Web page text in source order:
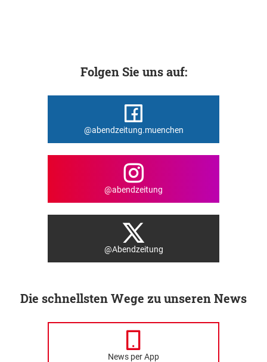
Folgen Sie uns auf:
@abendzeitung.muenchen
@abendzeitung
@Abendzeitung
Die schnellsten Wege zu unseren News
News per App